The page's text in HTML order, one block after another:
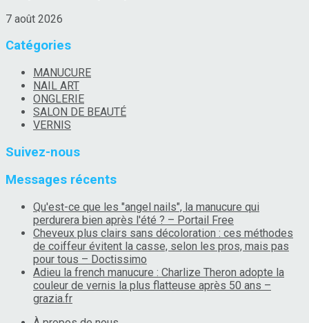
7 août 2026
Catégories
MANUCURE
NAIL ART
ONGLERIE
SALON DE BEAUTÉ
VERNIS
Suivez-nous
Messages récents
Qu'est-ce que les "angel nails", la manucure qui
perdurera bien après l'été ? – Portail Free
Cheveux plus clairs sans décoloration : ces méthodes
de coiffeur évitent la casse, selon les pros, mais pas
pour tous – Doctissimo
Adieu la french manucure : Charlize Theron adopte la
couleur de vernis la plus flatteuse après 50 ans –
grazia.fr